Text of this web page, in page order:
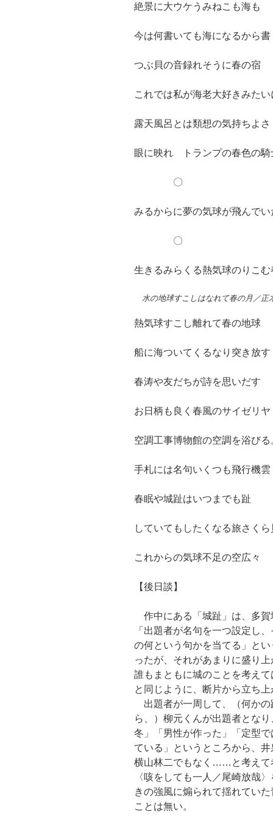
絶景に大ウケうみねこも海も
今は何書いても海になるから書
つぶ貝の音録れそうに春の宿
これでは私が海老大好きみたい
露天風呂とは類想の気持ちよさ
眼に映れ トランプの春色の騎
〇
みるからに夢の気球が飛んでい
〇
生きるみらくる熱気球のりこむ
水の地球すこしはなれて春の月／正
熱気球すこし離れて春の地球
船に海ついてくるなり突き放す
春涛や友だちが詩を思いだす
お日柄も良く春風のサイゼリヤ
空調工事博物館の空調を浴びる
手札には名句いくつも飛行機雲
春眠や城趾はいつまでも趾
していてもしたくなる旅さくら
これからの気球不足の空広々
【後日談】
作中にある「城趾」は、多賀
「出題者が名句を一つ設定し
の何という句かを当てる」と
ったが、それがあまりに盛り
誰もまともに城のことを考え
と同じように、断片から立ち上
出題者が一周して、（何かの
ら、）柳元くんが出題者とな
冬」「男性が作った」「定型
ている」というところから、
横山林二でもなく……と考えて
〈咳をしても一人／尾崎放哉
きの強風に煽られて揺れてい
ことは無い。